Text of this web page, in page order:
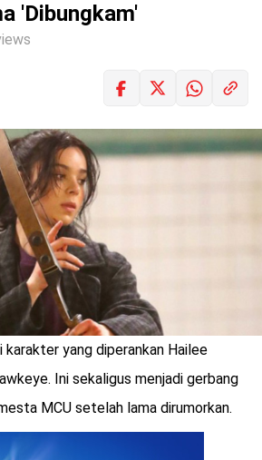
'Dibungkam'
LOGIN
karakter yang diperankan Hailee
Ini sekaligus menjadi gerbang
MCU setelah lama dirumorkan.